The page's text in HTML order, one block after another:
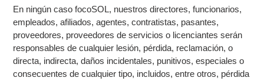
En ningún caso focoSOL, nuestros directores, funcionarios,
empleados, afiliados, agentes, contratistas, pasantes,
proveedores, proveedores de servicios o licenciantes serán
responsables de cualquier lesión, pérdida, reclamación, o
directa, indirecta, daños incidentales, punitivos, especiales o
consecuentes de cualquier tipo, incluidos, entre otros, pérdida